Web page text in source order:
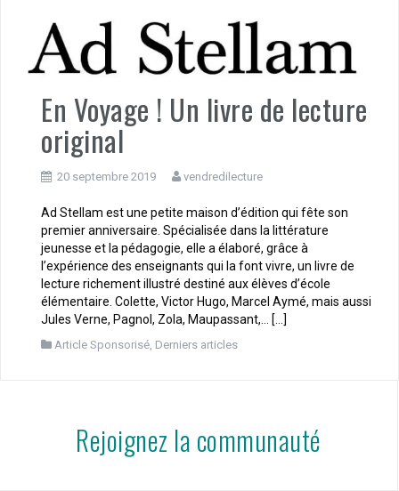
En Voyage ! Un livre de lecture
original
20 septembre 2019 vendredilecture
Ad Stellam est une petite maison d’édition qui fête son
premier anniversaire. Spécialisée dans la littérature
jeunesse et la pédagogie, elle a élaboré, grâce à
l’expérience des enseignants qui la font vivre, un livre de
lecture richement illustré destiné aux élèves d’école
élémentaire. Colette, Victor Hugo, Marcel Aymé, mais aussi
Jules Verne, Pagnol, Zola, Maupassant,… […]
Article Sponsorisé, Derniers articles
Rejoignez la communauté